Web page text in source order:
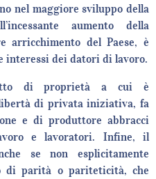
nel maggiore sviluppo della
aumento della
arricchimento del Paese, è
interessi dei datori di lavoro.
di proprietà a cui è
di privata iniziativa, fa
e di produttore abbracci
e lavoratori. Infine, il
se non esplicitamente
di parità o pariteticità, che